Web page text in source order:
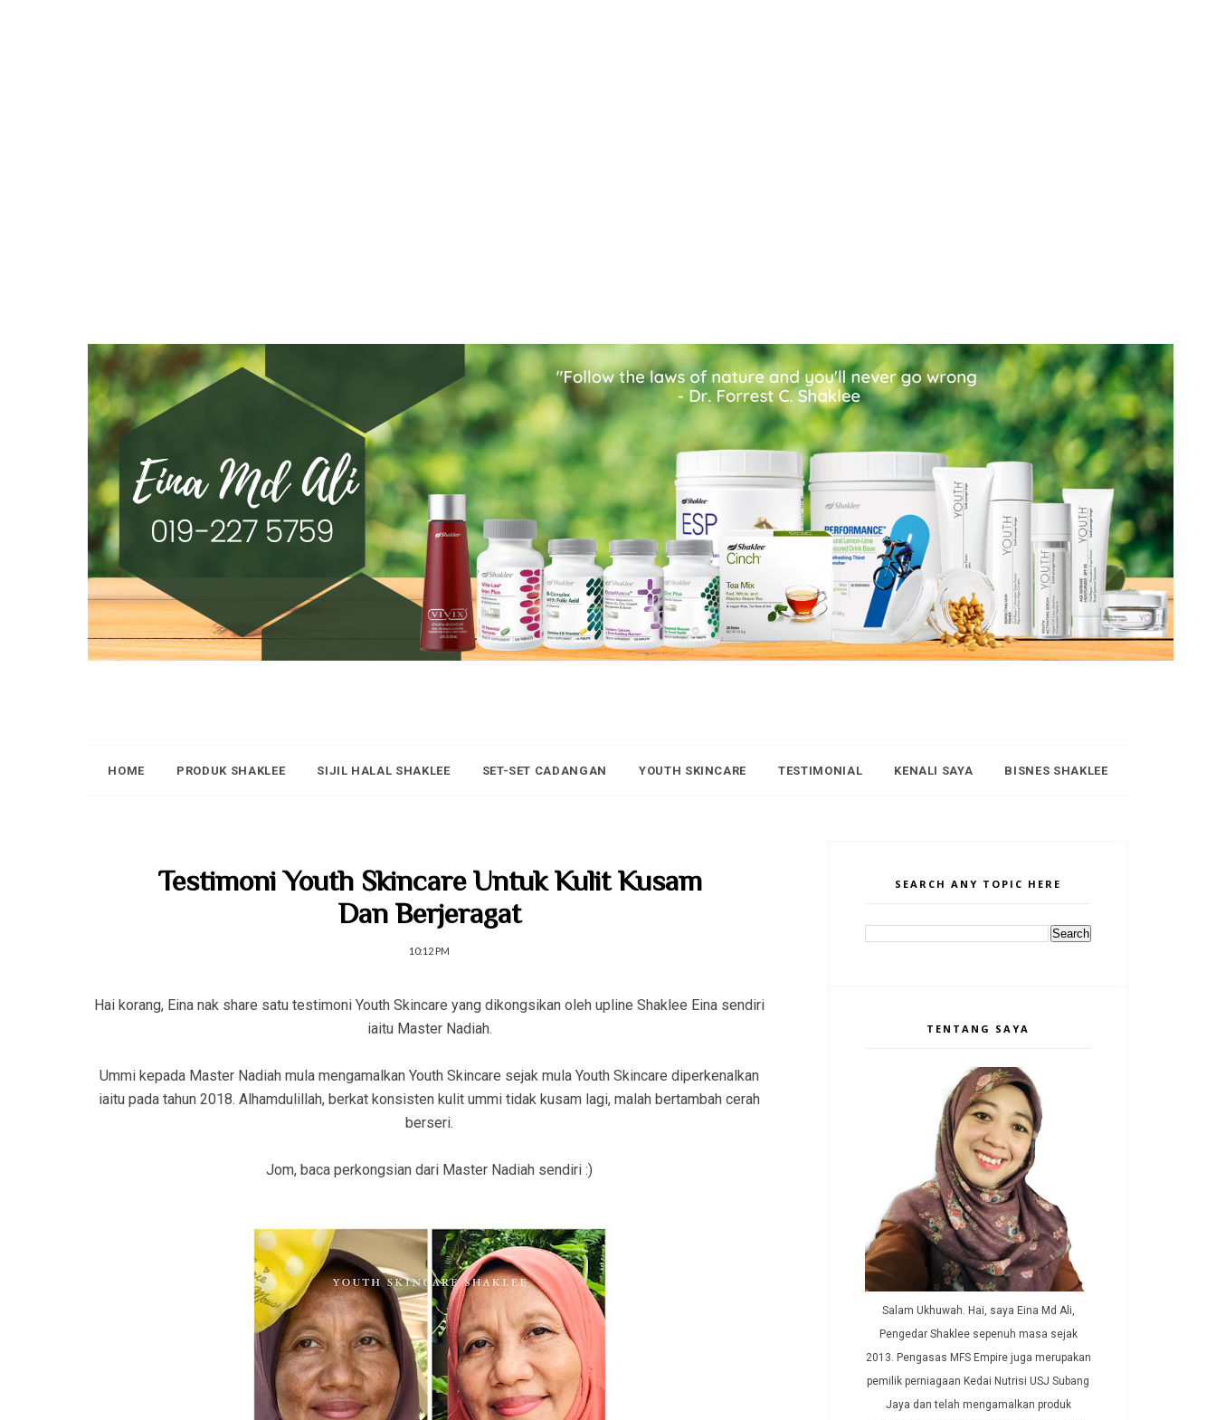
HOME PRODUK SHAKLEE SIJIL HALAL SHAKLEE SET-SET CADANGAN YOUTH SKINCARE TESTIMONIAL KENALI SAYA BISNES SHAKLEE
Testimoni Youth Skincare Untuk Kulit Kusam
Dan Berjeragat
10:12 PM
Hai korang, Eina nak share satu testimoni Youth Skincare yang dikongsikan oleh upline Shaklee Eina sendiri
iaitu Master Nadiah.
Ummi kepada Master Nadiah mula mengamalkan Youth Skincare sejak mula Youth Skincare diperkenalkan
iaitu pada tahun 2018. Alhamdulillah, berkat konsisten kulit ummi tidak kusam lagi, malah bertambah cerah
berseri.
Jom, baca perkongsian dari Master Nadiah sendiri :)
SEARCH ANY TOPIC HERE
TENTANG SAYA
Salam Ukhuwah. Hai, saya Eina Md Ali,
Pengedar Shaklee sepenuh masa sejak
2013. Pengasas MFS Empire juga merupakan
pemilik perniagaan Kedai Nutrisi USJ Subang
Jaya dan telah mengamalkan produk